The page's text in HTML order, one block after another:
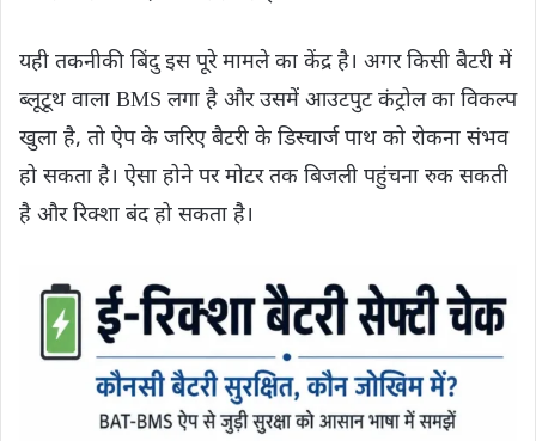
यही तकनीकी बिंदु इस पूरे मामले का केंद्र है। अगर किसी बैटरी में
ब्लूटूथ वाला BMS लगा है और उसमें आउटपुट कंट्रोल का विकल्प
खुला है, तो ऐप के जरिए बैटरी के डिस्चार्ज पाथ को रोकना संभव
हो सकता है। ऐसा होने पर मोटर तक बिजली पहुंचना रुक सकती
है और रिक्शा बंद हो सकता है।